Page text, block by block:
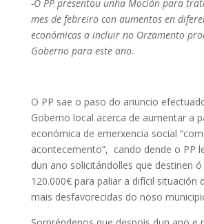
-O PP presentou unha Moción para
mes de febreiro con aumentos en
económicas a incluir no Orzamento
Goberno para este ano.
O PP sae o paso do anuncio
Goberno local acerca de aumentar a
económica de emerxencia social
acontecemento”, cando dende o PP
dun ano solicitándolles que destinen
120.000€ para paliar a difícil situación
mais desfavorecidas do noso